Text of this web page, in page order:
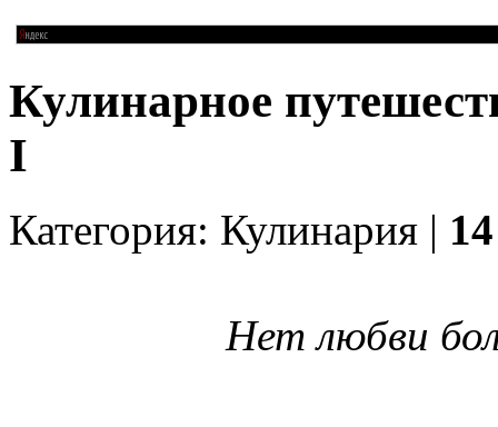
Кулинарное
I
Категория: Кулинария |
Нет любви